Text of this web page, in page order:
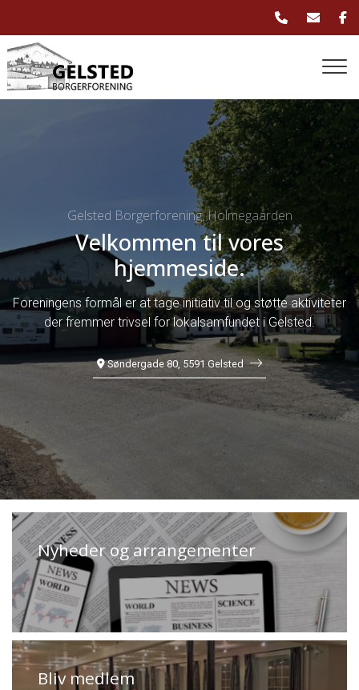
hovedindhold
Gelsted Borgerforening, Holmegaarden
Velkommen til vores
hjemmeside.
Foreningens formål er at tage initiativ til og støtte aktiviteter
der fremmer trivsel for lokalsamfundet i Gelsted.
Søndergade 80, 5591 Gelsted
Nyheder og arrangementer
Bliv medlem